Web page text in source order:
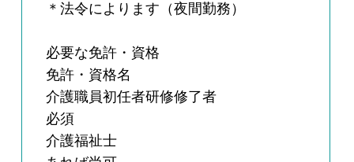
＊法令によります（夜間勤務）
必要な免許・資格
免許・資格名
介護職員初任者研修修了者
必須
介護福祉士